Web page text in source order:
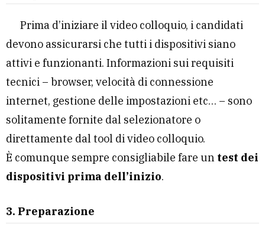
Prima d’iniziare il video colloquio, i candidati
devono assicurarsi che tutti i dispositivi siano
attivi e funzionanti. Informazioni sui requisiti
tecnici – browser, velocità di connessione
internet, gestione delle impostazioni etc… – sono
solitamente fornite dal selezionatore o
direttamente dal tool di video colloquio.
È comunque sempre consigliabile fare un test dei
dispositivi prima dell’inizio.
3. Preparazione